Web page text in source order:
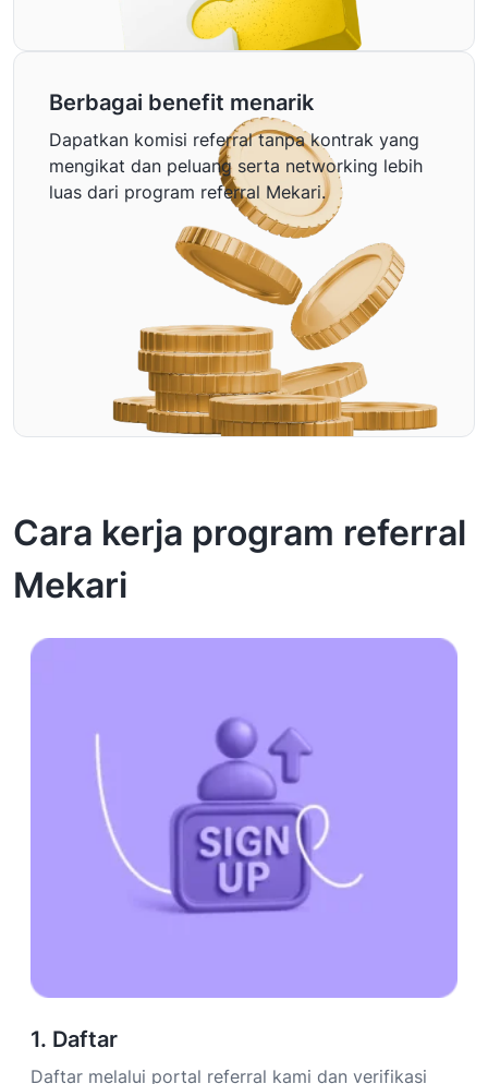
Berbagai benefit menarik
Dapatkan komisi referral tanpa kontrak yang
mengikat dan peluang serta networking lebih
luas dari program referral Mekari.
Cara kerja program referral
Mekari
1. Daftar
Daftar melalui portal referral kami dan verifikasi